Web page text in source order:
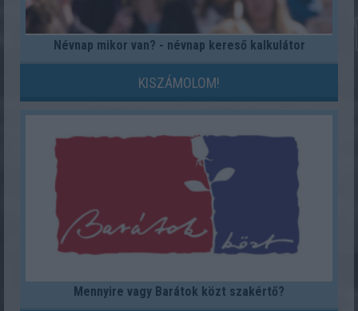
Névnap mikor van? - névnap kereső kalkulátor
KISZÁMOLOM!
Mennyire vagy Barátok közt szakértő?